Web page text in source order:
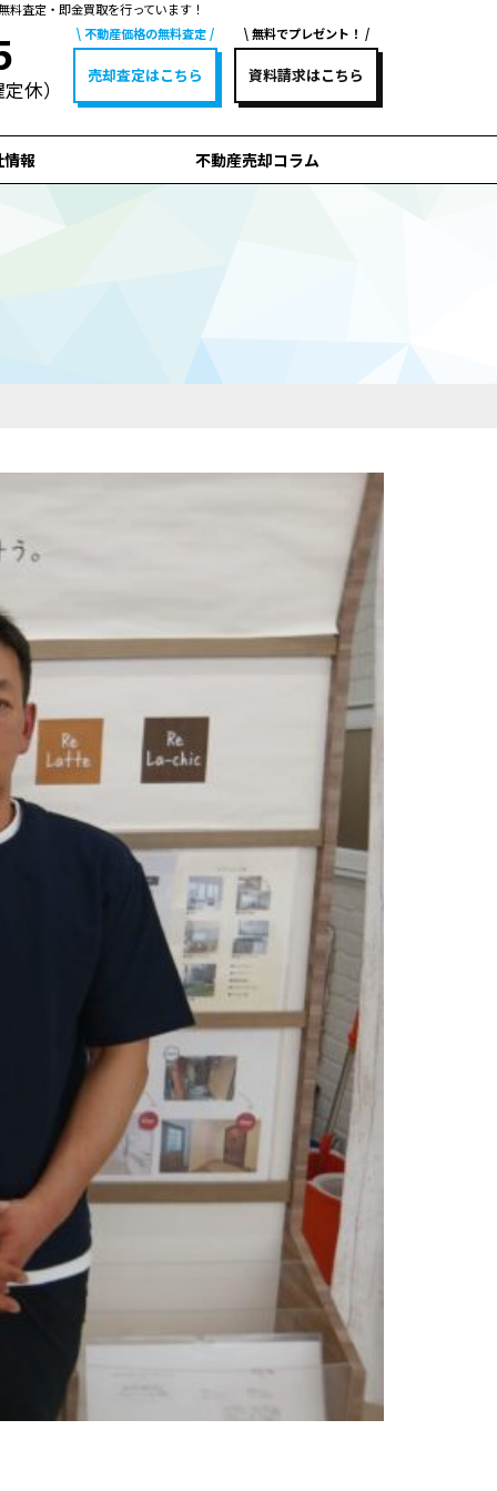
査定・即金買取を行っています！
休）
不動産価格の無料査定
売却査定はこちら
無料でプレゼント！
資料請求はこちら
情報 不動産売却コラム